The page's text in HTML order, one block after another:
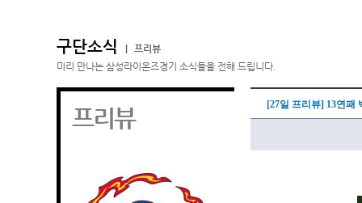
구단소식
프리뷰
미리 만나는 삼성라이온즈경기 소식들을 전해 드립니다.
프리뷰 [27일 프리뷰] 13연패